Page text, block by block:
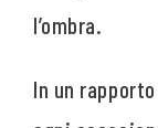
l’ombra.
In un